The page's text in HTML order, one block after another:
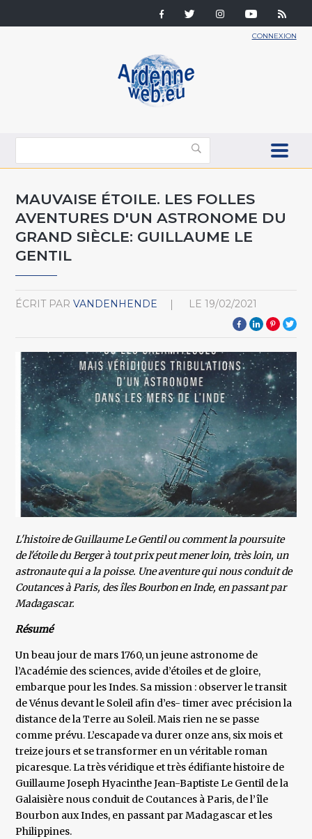
CONNEXION
MAUVAISE ÉTOILE. LES FOLLES
AVENTURES D'UN ASTRONOME DU
GRAND SIÈCLE: GUILLAUME LE
GENTIL
ÉCRIT PAR VANDENHENDE LE 19/02/2021
L'histoire de Guillaume Le Gentil ou comment la poursuite
de l'étoile du Berger à tout prix peut mener loin, très loin, un
astronaute qui a la poisse. Une aventure qui nous conduit de
Coutances à Paris, des îles Bourbon en Inde, en passant par
Madagascar.
Résumé
Un beau jour de mars 1760, un jeune astronome de
l’Académie des sciences, avide d’étoiles et de gloire,
embarque pour les Indes. Sa mission : observer le transit
de Vénus devant le Soleil afin d’es- timer avec précision la
distance de la Terre au Soleil. Mais rien ne se passe
comme prévu. L’escapade va durer onze ans, six mois et
treize jours et se transformer en un véritable roman
picaresque. La très véridique et très édifiante histoire de
Guillaume Joseph Hyacinthe Jean-Baptiste Le Gentil de la
Galaisière nous conduit de Coutances à Paris, de l’île
Bourbon aux Indes, en passant par Madagascar et les
Philippines.